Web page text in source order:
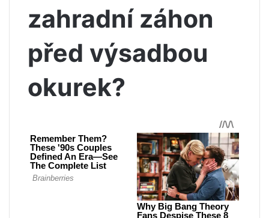
zahradní záhon
před výsadbou
okurek?